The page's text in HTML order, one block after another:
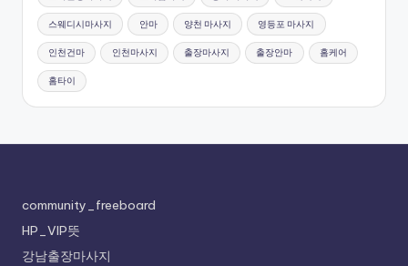
스웨디시마사지 안마 양천 마사지 영등포 마사지
인천건마 인천마사지 출장마사지 출장안마 홈케어
홈타이
community_freeboard
HP_VIP뜻
강남출장마사지